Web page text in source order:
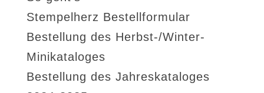
Stempelherz Bestellformular
Bestellung des Herbst-/Winter-
Minikataloges
Bestellung des Jahreskataloges